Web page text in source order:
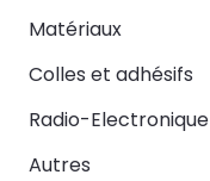
Matériaux
Colles et adhésifs
Radio-Electronique
Autres